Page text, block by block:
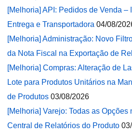
[Melhoria] API: Pedidos de Venda –
Entrega e Transportadora 04/08/
[Melhoria] Administração: Novo
da Nota Fiscal na Exportação de
[Melhoria] Compras: Alteração de
Lote para Produtos Unitários na
de Produtos 03/08/2026
[Melhoria] Varejo: Todas as Opções
Central de Relatórios do Produto